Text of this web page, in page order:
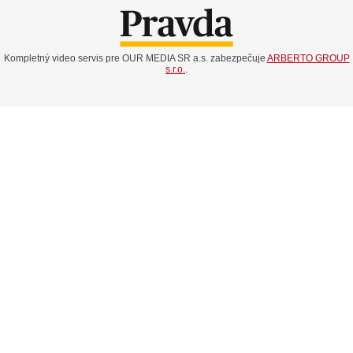
Kompletný video servis pre OUR MEDIA SR a.s. zabezpečuje ARBERTO GROUP
s.r.o.